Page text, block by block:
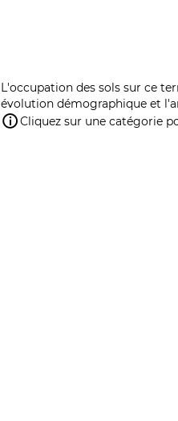
L'occupation des sols sur ce
évolution démographique et
Cliquez sur une catégorie